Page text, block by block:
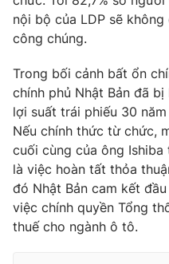
Ðiện thoại Thời báo VTV:
Email: toasoan@vtv.vn
nội bộ của LDP sẽ
công chúng.
Trong bối cảnh bất ổn
chính phủ Nhật Bản đã
lợi suất trái phiếu 30
Nếu chính thức từ chức,
cuối cùng của ông
là việc hoàn tất thỏa
đó Nhật Bản cam kết
việc chính quyền Tổng
thuế cho ngành ô tô.